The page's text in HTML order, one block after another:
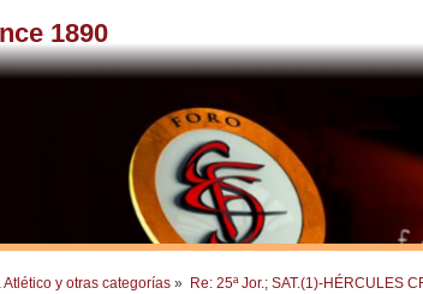
1890
Atlético y otras categorías» Re: 25ª Jor.; SAT.(1)-HÉRCULES